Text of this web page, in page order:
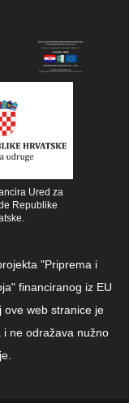
Ured za
Republike
"Priprema i
financiranog iz EU
ove web stranice je
ne odražava nužno